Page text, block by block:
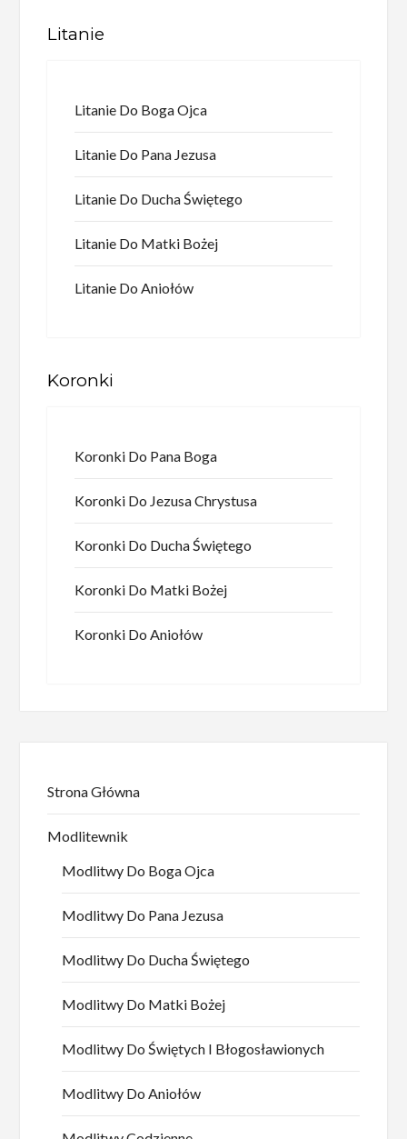
Litanie
Litanie Do Boga Ojca
Litanie Do Pana Jezusa
Litanie Do Ducha Świętego
Litanie Do Matki Bożej
Litanie Do Aniołów
Koronki
Koronki Do Pana Boga
Koronki Do Jezusa Chrystusa
Koronki Do Ducha Świętego
Koronki Do Matki Bożej
Koronki Do Aniołów
Strona Główna
Modlitewnik
Modlitwy Do Boga Ojca
Modlitwy Do Pana Jezusa
Modlitwy Do Ducha Świętego
Modlitwy Do Matki Bożej
Modlitwy Do Świętych I Błogosławionych
Modlitwy Do Aniołów